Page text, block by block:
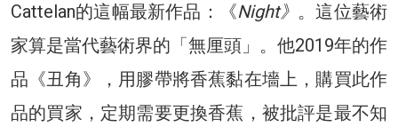
Cattelan的這幅最新作品：《Night》 。這位藝術
家算是當代藝術界的「無厘頭」。他2019年的作
品《丑角》，用膠帶將香蕉黏在墻上，購買此作
品的買家，定期需要更換香蕉，被批評是最不知